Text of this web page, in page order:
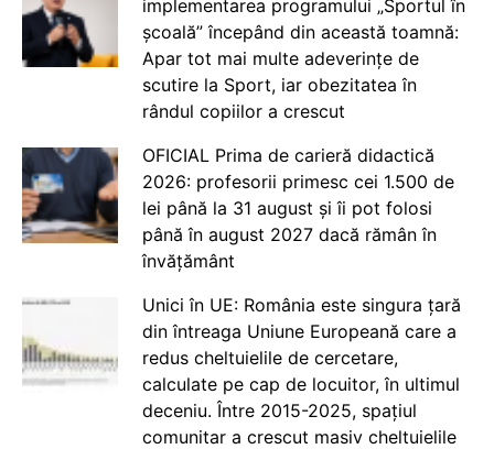
implementarea programului „Sportul în
școală” începând din această toamnă:
Apar tot mai multe adeverințe de
scutire la Sport, iar obezitatea în
rândul copiilor a crescut
OFICIAL Prima de carieră didactică
2026: profesorii primesc cei 1.500 de
lei până la 31 august și îi pot folosi
până în august 2027 dacă rămân în
învățământ
Unici în UE: România este singura țară
din întreaga Uniune Europeană care a
redus cheltuielile de cercetare,
calculate pe cap de locuitor, în ultimul
deceniu. Între 2015-2025, spațiul
comunitar a crescut masiv cheltuielile